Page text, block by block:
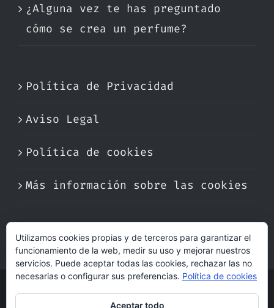
¿Alguna vez te has preguntado
cómo se crea un perfume?
Política de Privacidad
Aviso Legal
Política de cookies
Más información sobre las cookies
Utilizamos cookies propias y de terceros para garantizar el
funcionamiento de la web, medir su uso y mejorar nuestros
servicios. Puede aceptar todas las cookies, rechazar las no
necesarias o configurar sus preferencias. Política de cookies
Aceptar todo